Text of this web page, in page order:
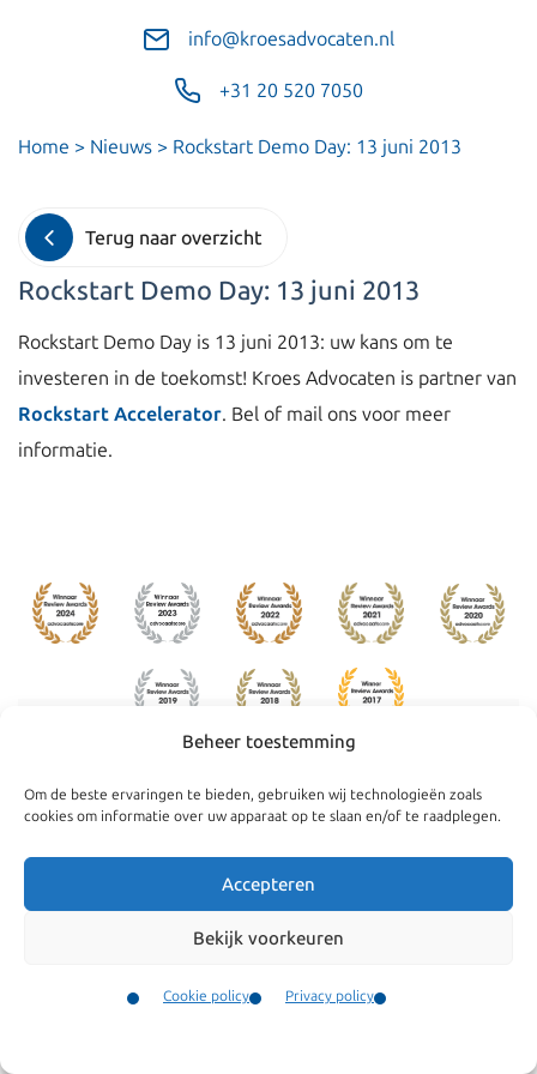
Beheer toestemming
Om de beste ervaringen te bieden, gebruiken wij technologieën zoals
cookies om informatie over uw apparaat op te slaan en/of te raadplegen.
Accepteren
Bekijk voorkeuren
Cookie policy Privacy policy
info@kroesadvocaten.nl
+31 20 520 7050
Home > Nieuws > Rockstart Demo Day: 13 juni 2013
Terug naar overzicht
Rockstart Demo Day: 13 juni 2013
Rockstart Demo Day is 13 juni 2013: uw kans om te
investeren in de toekomst! Kroes Advocaten is partner van
Rockstart Accelerator. Bel of mail ons voor meer
informatie.
Navigatie Algemeen
voorwaarden
Onze klachtenregeling
Privacy policy